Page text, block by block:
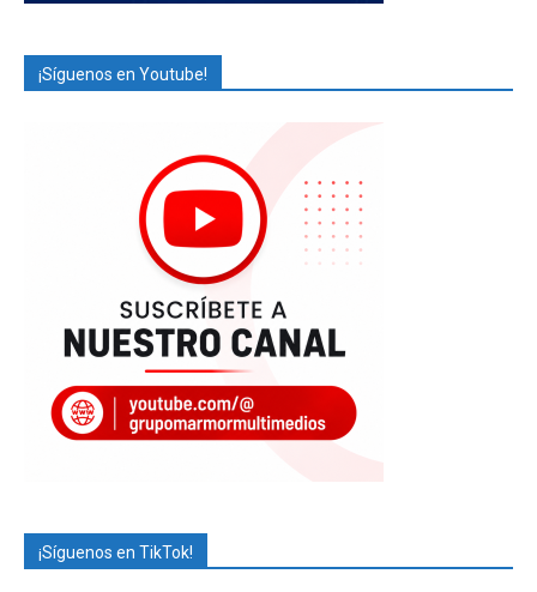
¡Síguenos en Youtube!
¡Síguenos en TikTok!